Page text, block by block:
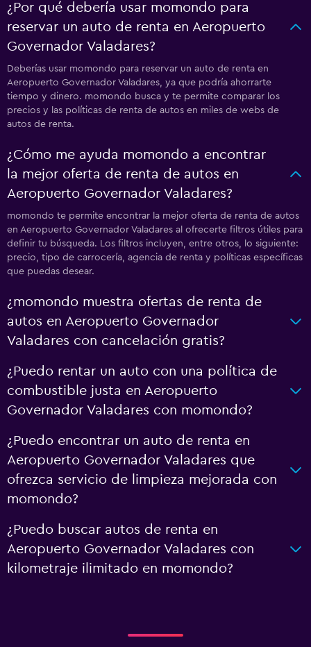
¿Por qué debería usar momondo para
reservar un auto de renta en Aeropuerto
Governador Valadares?
Deberías usar momondo para reservar un auto de renta en
Aeropuerto Governador Valadares, ya que podría ahorrarte
tiempo y dinero. momondo busca y te permite comparar los
precios y las políticas de renta de autos en miles de webs de
autos de renta.
¿Cómo me ayuda momondo a encontrar
la mejor oferta de renta de autos en
Aeropuerto Governador Valadares?
momondo te permite encontrar la mejor oferta de renta de autos
en Aeropuerto Governador Valadares al ofrecerte filtros útiles para
definir tu búsqueda. Los filtros incluyen, entre otros, lo siguiente:
precio, tipo de carrocería, agencia de renta y políticas específicas
que puedas desear.
¿momondo muestra ofertas de renta de
autos en Aeropuerto Governador
Valadares con cancelación gratis?
¿Puedo rentar un auto con una política de
combustible justa en Aeropuerto
Governador Valadares con momondo?
¿Puedo encontrar un auto de renta en
Aeropuerto Governador Valadares que
ofrezca servicio de limpieza mejorada con
momondo?
¿Puedo buscar autos de renta en
Aeropuerto Governador Valadares con
kilometraje ilimitado en momondo?